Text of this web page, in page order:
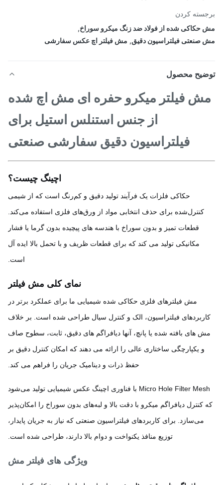
کردن
حکاکی شده از فولاد ضد زنگ میکرو سوراخ,
فیلتراسیون دقیق ,مش فیلتر اچ عکس سفارشی
محصول
فیلتر میکرو حفره ای مش اچ شده
از جنس استنلس استیل برای
فیلتراسیون دقیق سفارشی صنعتی
اچینگ چیست؟
حکاکی فلزات یک فرآیند تولید دقیق و کم‌رنگ است که از شیمی
کنترل‌شده برای حذف انتخابی مواد از ورق‌های فلزی استفاده می‌کند.
قطعات تمیز و بدون سوراخ با هندسه های پیچیده بدون گرما یا فشار
مکانیکی تولید می کند که برای قطعات ظریف و با تحمل بالا ایده آل
است.
نمای کلی مش فیلتر
مش فیلترهای فلزی حکاکی شده شیمیایی ما برای عملکرد برتر در
فیلتراسیون، الک و کنترل سیال طراحی شده است. بر خلاف
های بافته شده یا پانچ، آنها دیافراگم های دقیق، ثابت، سطوح صاف
و یکپارچگی ساختاری عالی را ارائه می دهند که امکان کنترل دقیق بر
حفظ ذرات و دینامیک جریان را فراهم می کند.
Micro Hole Filter Mesh با فناوری اچینگ عکس شیمیایی تولید می‌شود
کنترل دیافراگم میکرو با دقت بالا و لبه‌های بدون سوراخ را امکان‌پذیر
می‌سازد. برای کاربردهای فیلتراسیون صنعتی که نیاز به جریان پایدار،
توزیع منافذ یکنواخت و دوام بالا دارند، طراحی شده است.
ویژگی های فیلتر مش